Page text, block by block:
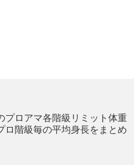
プロアマ各階級リミット体重
ロ階級毎の平均身長をまとめ